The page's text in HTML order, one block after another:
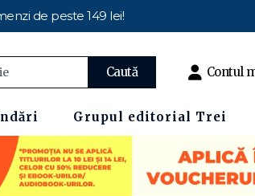
de peste 149 lei!
Caută Contul
Grupul editorial Trei